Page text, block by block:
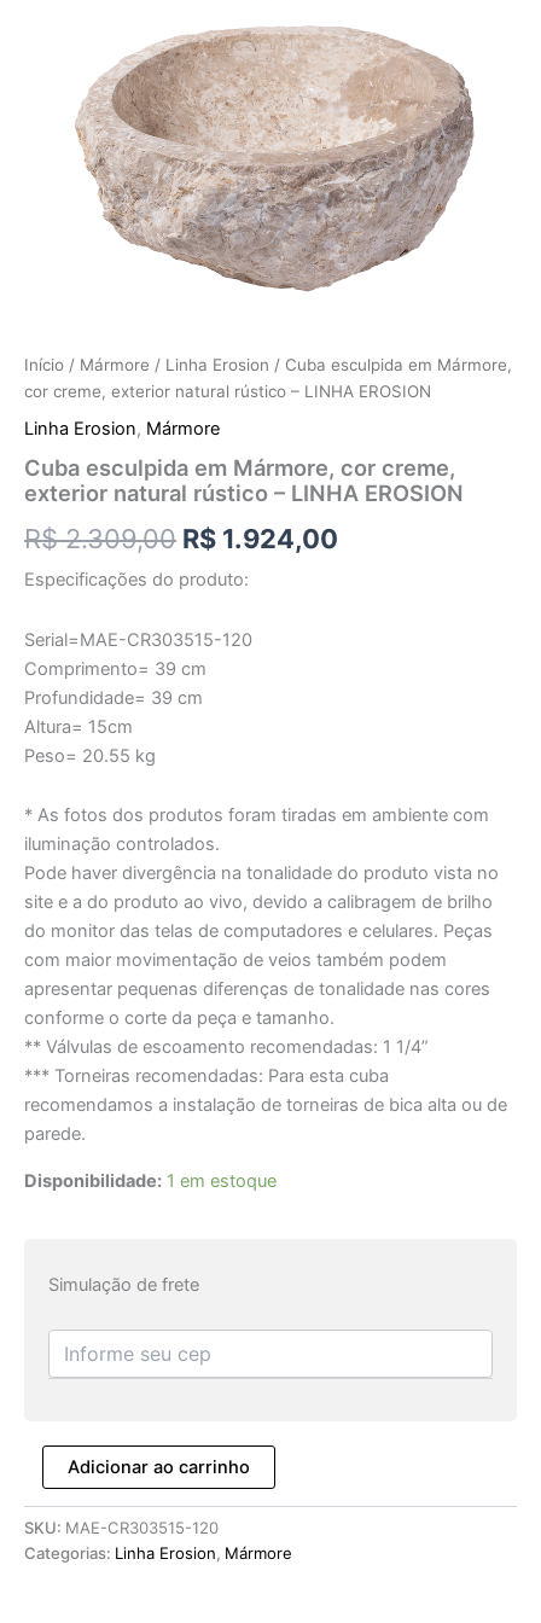
Início / Mármore / Linha Erosion / Cuba esculpida em Mármore,
cor creme, exterior natural rústico – LINHA EROSION
Linha Erosion, Mármore
Cuba esculpida em Mármore, cor creme,
exterior natural rústico – LINHA EROSION
R$2.309,00 R$ 1.924,00
Especificações do produto:
Serial=MAE-CR303515-120
Comprimento= 39 cm
Profundidade= 39 cm
Altura= 15cm
Peso= 20.55 kg
* As fotos dos produtos foram tiradas em ambiente com
iluminação controlados.
Pode haver divergência na tonalidade do produto vista no
site e a do produto ao vivo, devido a calibragem de brilho
do monitor das telas de computadores e celulares. Peças
com maior movimentação de veios também podem
apresentar pequenas diferenças de tonalidade nas cores
conforme o corte da peça e tamanho.
** Válvulas de escoamento recomendadas: 1 1/4”
*** Torneiras recomendadas: Para esta cuba
recomendamos a instalação de torneiras de bica alta ou de
parede.
Disponibilidade: 1 em estoque
Simulação de frete
Adicionar ao carrinho
SKU: MAE-CR303515-120
Categorias: Linha Erosion, Mármore